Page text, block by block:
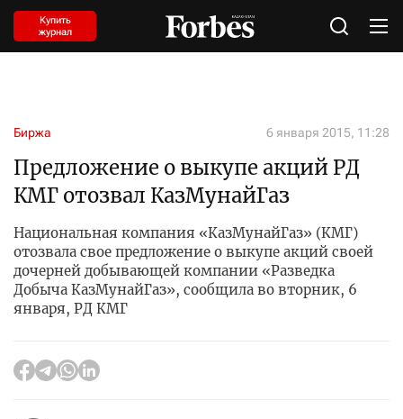
Купить
журнал
Биржа 6 января 2015, 11:28
Предложение о выкупе акций РД
КМГ отозвал КазМунайГаз
Национальная компания «КазМунайГаз» (КМГ)
отозвала свое предложение о выкупе акций своей
дочерней добывающей компании «Разведка
Добыча КазМунайГаз», сообщила во вторник, 6
января, РД КМГ